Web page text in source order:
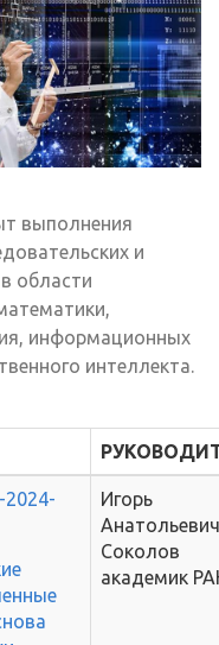
выполнения
и
области
информационных
интеллекта.
2024-
Игорь
Анатольевич
Соколов
академик